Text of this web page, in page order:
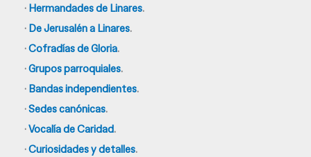
· Hermandades de Linares.
· De Jerusalén a Linares.
·Cofradías de Gloria.
·Grupos parroquiales.
· Bandas independientes.
·Sedes canónicas.
·Vocalía de Caridad.
·Curiosidades y detalles.